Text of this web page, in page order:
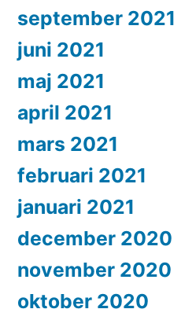
september 2021
juni 2021
maj 2021
april 2021
mars 2021
februari 2021
januari 2021
december 2020
november 2020
oktober 2020